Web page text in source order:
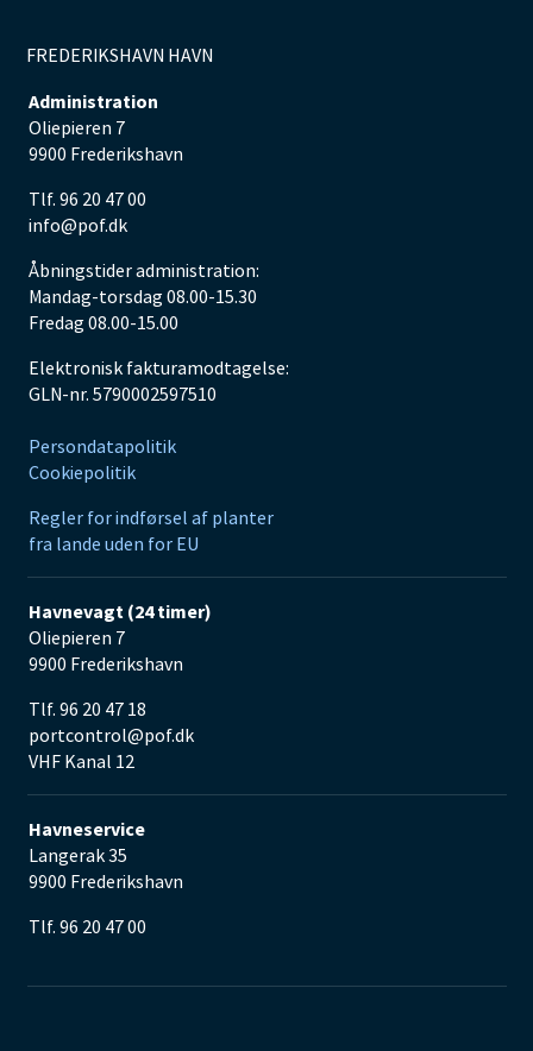
FREDERIKSHAVN HAVN
Administration
Oliepieren 7
9900 Frederikshavn
Tlf. 96 20 47 00
info@pof.dk
Åbningstider administration:
Mandag-torsdag 08.00-15.30
Fredag 08.00-15.00
Elektronisk fakturamodtagelse:
GLN-nr. 5790002597510
Persondatapolitik
Cookiepolitik
Regler for indførsel af planter
fra lande uden for EU
Havnevagt (24 timer)
Oliepieren 7
9900 Frederikshavn
Tlf. 96 20 47 18
portcontrol@pof.dk
VHF Kanal 12
Havneservice
Langerak 35
9900 Frederikshavn
Tlf. 96 20 47 00